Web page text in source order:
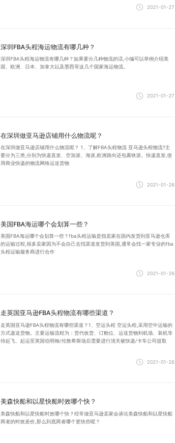
2021-01-27
深圳FBA头程海运物流有哪几种？
深圳FBA头程海运物流有哪几种？如果要分几种物流的话,小编可以举例介绍美
国、欧洲、日本、加拿大以及墨西哥这几个国家海运物流。
2021-01-27
在深圳做亚马逊店铺用什么物流呢？
在深圳做亚马逊店铺用什么物流呢？ 1、了解FBA头程物流 亚马逊头程物流?主
要分为三类,分别为快递直发、空加派、海派,欧洲路向还包裹铁派。快递直发,使
用商业快递的物流网络运送货物
2021-01-26
美国FBA海运哪个会划算一些？
美国FBA海运哪个会划算一些？fba头程运输是指卖家在国内发货到亚马逊仓库
的运输过程,很多卖家因为不会自己去找渠道发货到美国,通常会找一家专业的fba
头程运输服务商进行合作
2021-01-26
走英国亚马逊FBA头程物流有哪些渠道？
走英国亚马逊FBA头程物流有哪些渠道？1、空运头程 空运头程,采用空中运输的
方式递送货物。主要运输流程为：货代收货、订舱位、运送货物到机场、装机等
待起飞、起运至英国伯明翰/伦敦希斯场后需要进行清关被快递/卡车公司提取
2021-01-26
美森快船和以星快船时效哪个快？
美森快船和以星快船时效哪个快？经常做亚马逊卖家会谈论美森快船和以星快船
两者的时效差价,那么到底两者哪个更快些呢？